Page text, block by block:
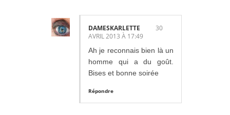
DAMESKARLETTE
30
AVRIL 2013 À 17:49
Ah je reconnais bien là un
homme qui a du goût.
Bises et bonne soirée
Répondre